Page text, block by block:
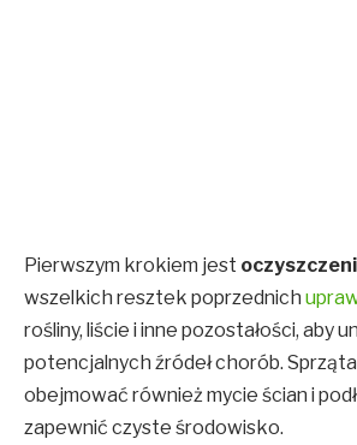
Pierwszym krokiem jest
wszelkich resztek poprzednich
rośliny, liście i inne pozostałości, aby
potencjalnych źródeł chorób.
obejmować również mycie ścian i
zapewnić czyste środowisko.